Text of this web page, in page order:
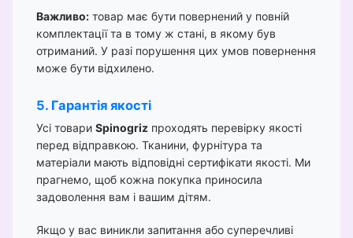
Важливо: товар має бути повернений у повній
комплектації та в тому ж стані, в якому був
отриманий. У разі порушення цих умов повернення
може бути відхилено.
5. Гарантія якості
Усі товари Spinogriz проходять перевірку якості
перед відправкою. Тканини, фурнітура та
матеріали мають відповідні сертифікати якості. Ми
прагнемо, щоб кожна покупка приносила
задоволення вам і вашим дітям.
Якщо у вас виникли запитання або суперечливі